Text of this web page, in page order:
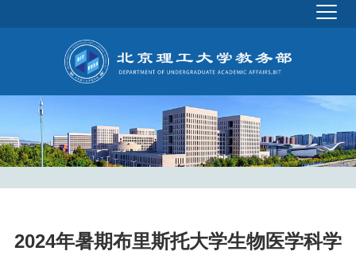
2024年暑期布里斯托大学生物医学科学